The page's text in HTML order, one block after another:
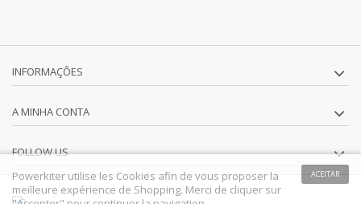
INFORMAÇÕES
A MINHA CONTA
FOLLOW US
ACEITAR
Powerkiter utilise les Cookies afin de vous proposer la
meilleure expérience de Shopping. Merci de cliquer sur